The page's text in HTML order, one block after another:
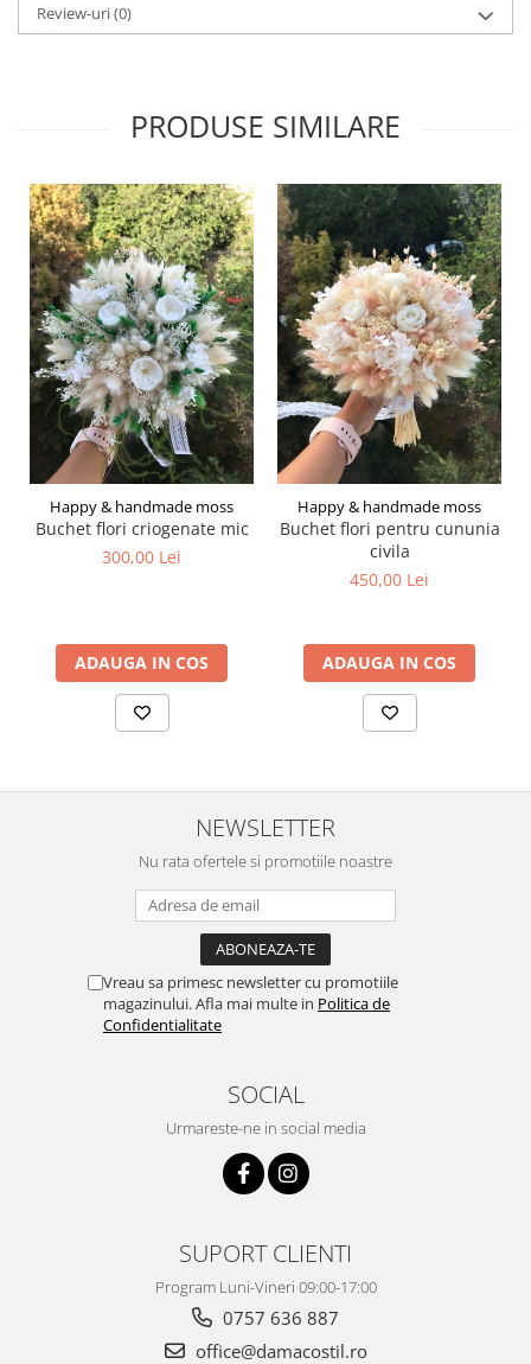
Review-uri(0)
PRODUSE SIMILARE
Happy & handmade moss
Buchet flori criogenate mic
300,00 Lei
ADAUGA IN COS
Happy & handmade moss
Buchet flori pentru cununia
civila
450,00 Lei
ADAUGA IN COS
NEWSLETTER
Nu rata ofertele si promotiile noastre
Vreau sa primesc newsletter cu promotiile
magazinului. Afla mai multe in Politica de
Confidentialitate
SOCIAL
Urmareste-ne in social media
SUPORT CLIENTI
Program Luni-Vineri 09:00-17:00
0757 636 887
office@damacostil.ro